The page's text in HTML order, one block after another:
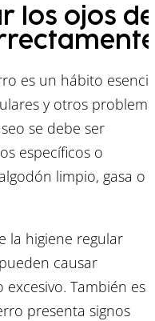
los ojos de
es un hábito
y otros
se debe ser
específicos o
limpio, gasa o
la higiene regular
causar
También es
presenta signos